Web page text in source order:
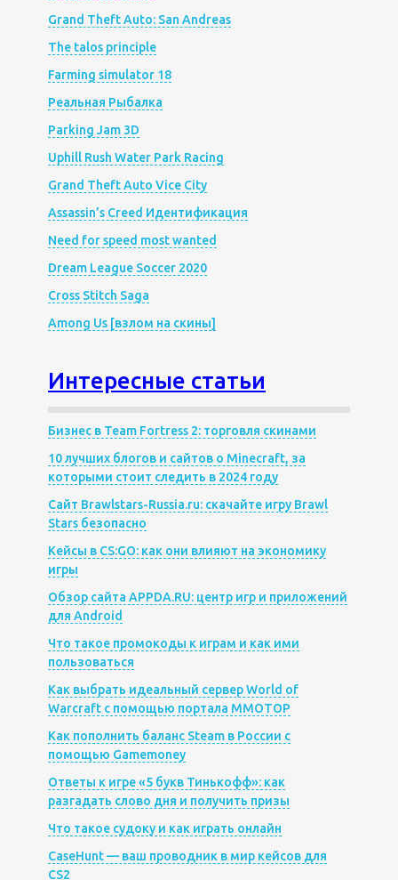
Grand Theft Auto: San Andreas
The talos principle
Farming simulator 18
Реальная Рыбалка
Parking Jam 3D
Uphill Rush Water Park Racing
Grand Theft Auto Vice City
Assassin’s Creed Идентификация
Need for speed most wanted
Dream League Soccer 2020
Cross Stitch Saga
Among Us [взлом на скины]
Интересные статьи
Бизнес в Team Fortress 2: торговля скинами
10 лучших блогов и сайтов о Minecraft, за
которыми стоит следить в 2024 году
Сайт Brawlstars-Russia.ru: скачайте игру Brawl
Stars безопасно
Кейсы в CS:GO: как они влияют на экономику
игры
Обзор сайта APPDA.RU: центр игр и приложений
для Android
Что такое промокоды к играм и как ими
пользоваться
Как выбрать идеальный сервер World of
Warcraft с помощью портала MMOTOP
Как пополнить баланс Steam в России с
помощью Gamemoney
Ответы к игре «5 букв Тинькофф»: как
разгадать слово дня и получить призы
Что такое судоку и как играть онлайн
CaseHunt — ваш проводник в мир кейсов для
CS2